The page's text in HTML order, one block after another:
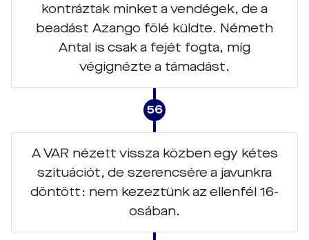
kontráztak minket a vendégek, de a
beadást Azango fölé küldte. Németh
Antal is csak a fejét fogta, míg
végignézte a támadást.
56
A VAR nézett vissza közben egy kétes
szituációt, de szerencsére a javunkra
döntött: nem kezeztünk az ellenfél 16-
osában.